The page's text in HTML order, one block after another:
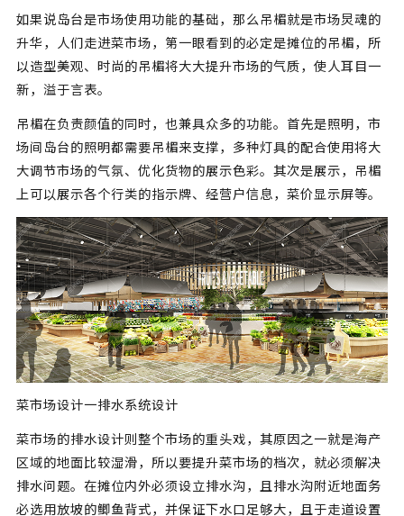
如果说岛台是市场使用功能的基础，那么吊楣就是市场炅魂的
升华，人们走进菜市场，第一眼看到的必定是摊位的吊楣，所
以造型美观、时尚的吊楣将大大提升市场的气质，使人耳目一
新，溢于言表。
吊楣在负责颜值的同时，也兼具众多的功能。首先是照明，市
场间岛台的照明都需要吊楣来支撑，多种灯具的配合使用将大
大调节市场的气氛、优化货物的展示色彩。其次是展示，吊楣
上可以展示各个行类的指示牌、经营户信息，菜价显示屏等。
菜市场设计一排水系统设计
菜市场的排水设计则整个市场的重头戏，其原因之一就是海产
区域的地面比较湿滑，所以要提升菜市场的档次，就必须解决
排水问题。在摊位内外必须设立排水沟，且排水沟附近地面务
必选用放坡的鲫鱼背式，并保证下水口足够大，且于走道设置